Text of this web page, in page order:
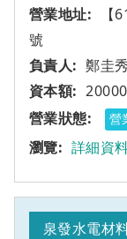
號
鄭圭秀
營
詳細資
泉發水電材